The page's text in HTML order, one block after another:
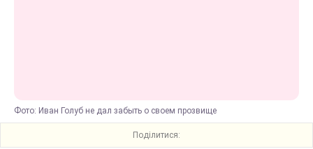
Фото: Иван Голуб не дал забыть о своем прозвище
Поділитися: